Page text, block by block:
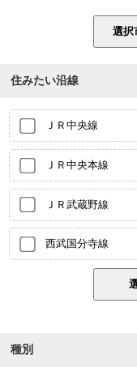
住みたい沿線
ＪＲ中央線
ＪＲ中央本線
ＪＲ武蔵野線
西武国分寺線
種別